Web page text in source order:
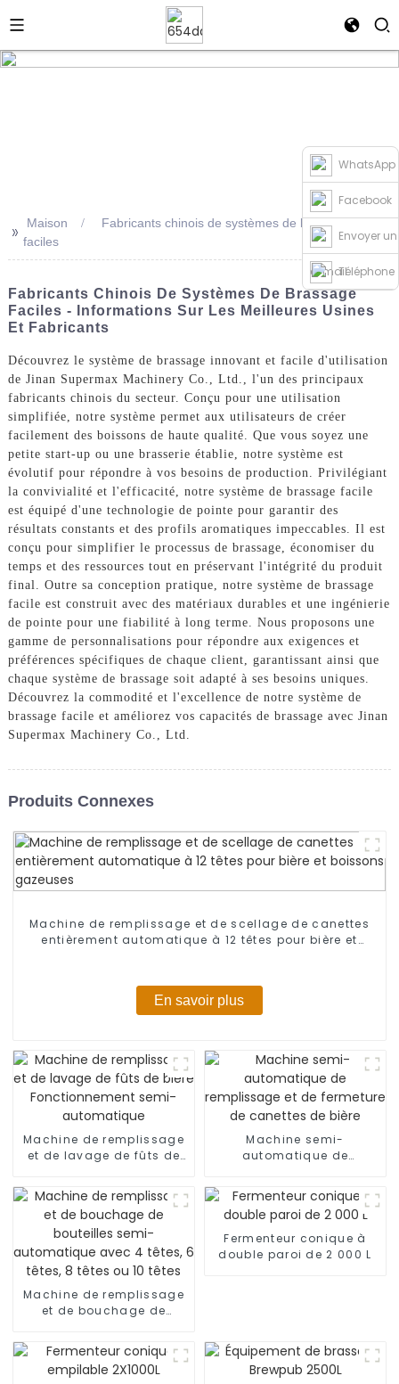
WhatsApp
Facebook
Envoyer un
e-mailTéléphone
>> Maison
Fabricants chinois de systèmes de brassage
faciles
Fabricants Chinois De Systèmes De Brassage
Faciles - Informations Sur Les Meilleures Usines
Et Fabricants
Découvrez le système de brassage innovant et facile d'utilisation
de Jinan Supermax Machinery Co., Ltd., l'un des principaux
fabricants chinois du secteur. Conçu pour une utilisation
simplifiée, notre système permet aux utilisateurs de créer
facilement des boissons de haute qualité. Que vous soyez une
petite start-up ou une brasserie établie, notre système est
évolutif pour répondre à vos besoins de production. Privilégiant
la convivialité et l'efficacité, notre système de brassage facile
est équipé d'une technologie de pointe pour garantir des
résultats constants et des profils aromatiques impeccables. Il est
conçu pour simplifier le processus de brassage, économiser du
temps et des ressources tout en préservant l'intégrité du produit
final. Outre sa conception pratique, notre système de brassage
facile est construit avec des matériaux durables et une ingénierie
de pointe pour une fiabilité à long terme. Nous proposons une
gamme de personnalisations pour répondre aux exigences et
préférences spécifiques de chaque client, garantissant ainsi que
chaque système de brassage soit adapté à ses besoins uniques.
Découvrez la commodité et l'excellence de notre système de
brassage facile et améliorez vos capacités de brassage avec Jinan
Supermax Machinery Co., Ltd.
Produits Connexes
Machine de remplissage et de scellage de canettes
entièrement automatique à 12 têtes pour bière et
En savoir plus
Machine de remplissage
et de lavage de fûts de
semi-automatique
Machine semi-
automatique de
fermeture de canettes de
bière
Machine de remplissage
et de bouchage de
automatique avec 4
têtes, 6 têtes, 8 têtes ou
10 têtes
Fermenteur conique à
double paroi de 2 000 L